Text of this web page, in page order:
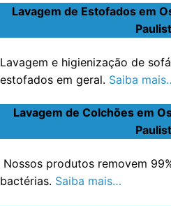
Lavagem de Estofados em
Lavagem e higienização de
estofados em geral. Saiba
Lavagem de Colchões em
Nossos produtos removem
bactérias. Saiba mais…